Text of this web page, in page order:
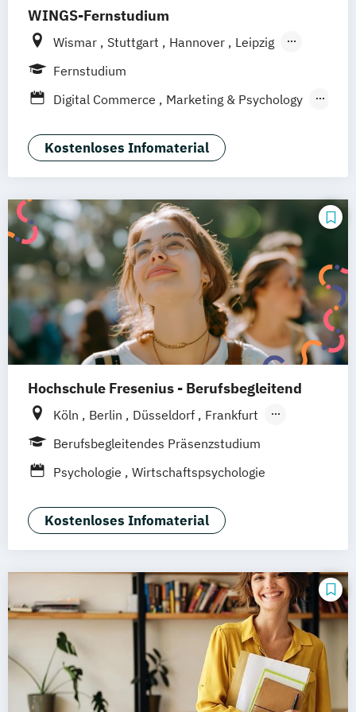
WINGS-Fernstudium
Wismar Stuttgart Hannover
Leipzig
Frankfurt am Main
Nürnberg
Fernstudium
Digital Commerce
Marketing & Psychology
Kostenloses Infomaterial
Hochschule Fresenius - Berufsbegleitend
Köln Berlin Düsseldorf
Frankfurt
Hamburg
Idstein München
Wiesbaden
Hannover Dortmund Erfurt Stuttgart
Braunschweig
Berufsbegleitendes Präsenzstudium
Psychologie
Wirtschaftspsychologie
Kostenloses Infomaterial